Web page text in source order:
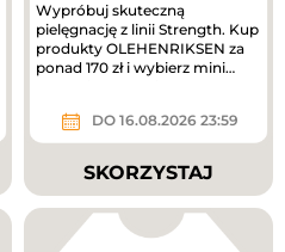
Wypróbuj skuteczną
pielęgnację z linii Strength. Kup
produkty OLEHENRIKSEN za
ponad 170 zł i wybierz mini
DO 16.08.2026 23:59
SKORZYSTAJ